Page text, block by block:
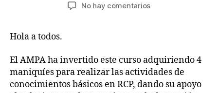
No hay comentariosen
Hola a todos.
El AMPA ha invertido este curso adquiriendo 4
maniquíes para realizar las actividades de
conocimientos básicos en RCP, dando su apoyo